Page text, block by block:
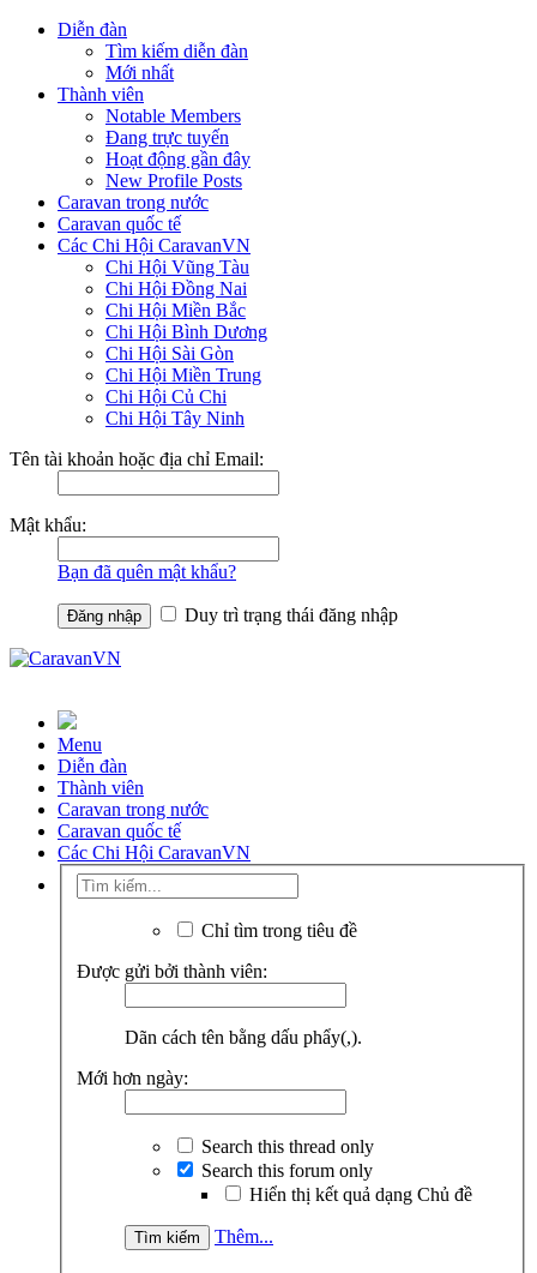
Diễn đàn
Tìm kiếm diễn đàn
Mới nhất
Thành viên
Notable Members
Đang trực tuyến
Hoạt động gần đây
New Profile Posts
Caravan trong nước
Caravan quốc tế
Các Chi Hội CaravanVN
Chi Hội Vũng Tàu
Chi Hội Đồng Nai
Chi Hội Miền Bắc
Chi Hội Bình Dương
Chi Hội Sài Gòn
Chi Hội Miền Trung
Chi Hội Củ Chi
Chi Hội Tây Ninh
Tên tài khoản hoặc địa chỉ Email:
Mật khẩu:
Bạn đã quên mật khẩu?
Duy trì trạng thái đăng nhập
Menu
Diễn đàn
Thành viên
Caravan trong nước
Caravan quốc tế
Các Chi Hội CaravanVN
Chỉ tìm trong tiêu đề
Được gửi bởi thành viên:
Dãn cách tên bằng dấu phẩy(,).
Mới hơn ngày:
Search this thread only
Search this forum only
Hiển thị kết quả dạng Chủ đề
Thêm...